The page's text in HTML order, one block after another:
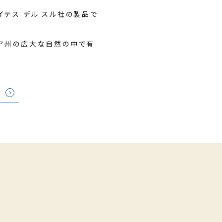
テス デル スル社の製品で
州の広大な自然の中で有